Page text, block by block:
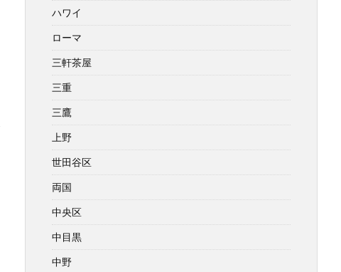
ハワイ
ローマ
三軒茶屋
三重
三鷹
上野
世田谷区
両国
中央区
中目黒
中野